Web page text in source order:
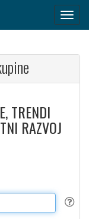
TRENDI
RAZVOJ